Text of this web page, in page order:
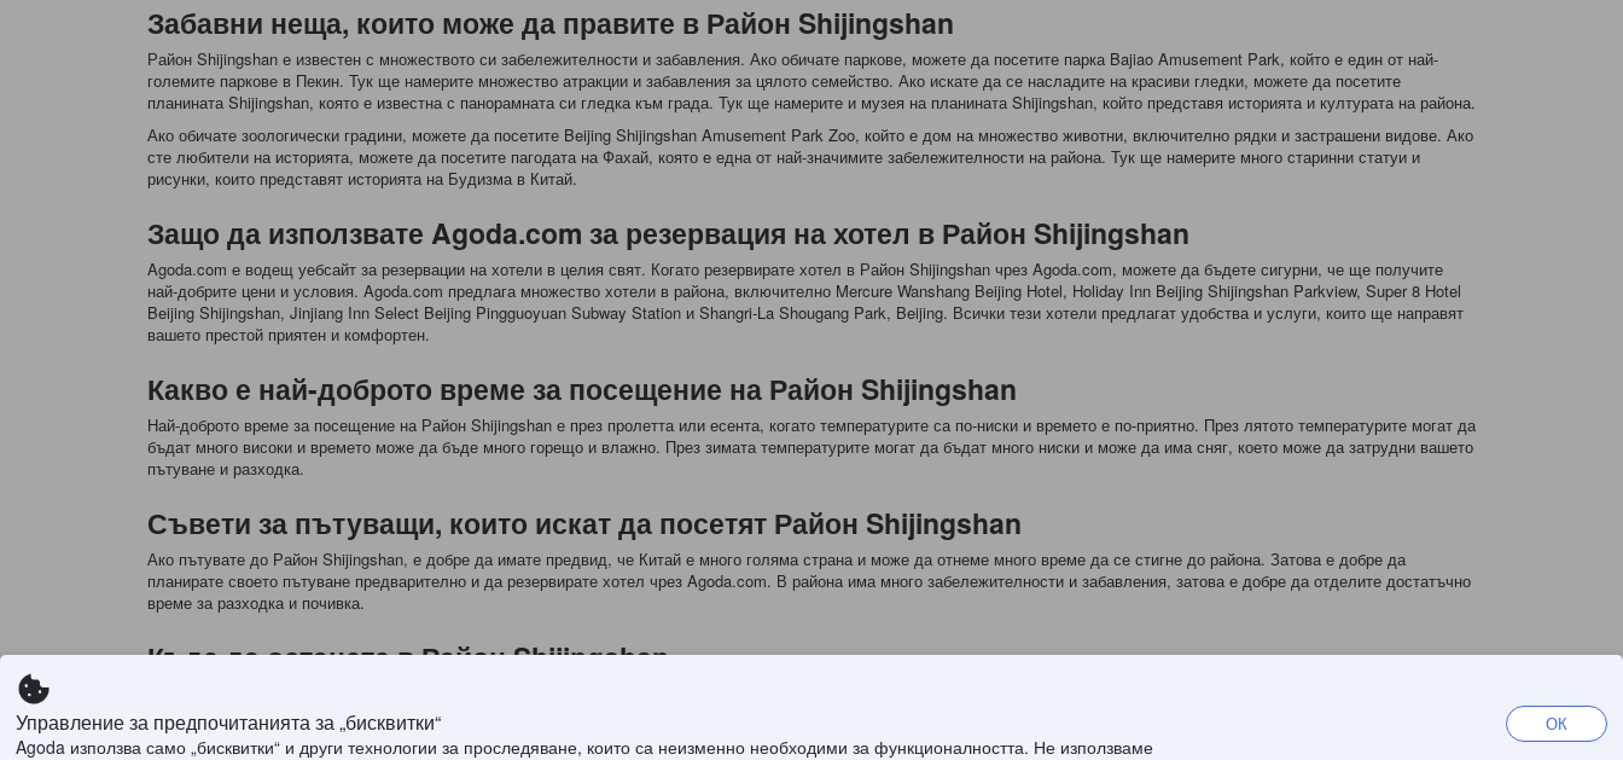
Управление за предпочитанията за „бисквитки“
Agoda използва само „бисквитки“ и други технологии за проследяване, които са неизменно необходими за функционалността. Не използваме
ОК
Забавни неща, които може да правите в Район Shijingshan
Район Shijingshan е известен с множеството си забележителности и забавления. Ако обичате паркове, можете да посетите парка Bajiao Amusement Park, който е един от най-
големите паркове в Пекин. Тук ще намерите множество атракции и забавления за цялото семейство. Ако искате да се насладите на красиви гледки, можете да посетите
планината Shijingshan, която е известна с панорамната си гледка към града. Тук ще намерите и музея на планината Shijingshan, който представя историята и културата на района.
Ако обичате зоологически градини, можете да посетите Beijing Shijingshan Amusement Park Zoo, който е дом на множество животни, включително рядки и застрашени видове. Ако
сте любители на историята, можете да посетите пагодата на Фахай, която е една от най-значимите забележителности на района. Тук ще намерите много старинни статуи и
рисунки, които представят историята на Будизма в Китай.
Защо да използвате Agoda.com за резервация на хотел в Район Shijingshan
Agoda.com е водещ уебсайт за резервации на хотели в целия свят. Когато резервирате хотел в Район Shijingshan чрез Agoda.com, можете да бъдете сигурни, че ще получите
най-добрите цени и условия. Agoda.com предлага множество хотели в района, включително Mercure Wanshang Beijing Hotel, Holiday Inn Beijing Shijingshan Parkview, Super 8 Hotel
Beijing Shijingshan, Jinjiang Inn Select Beijing Pingguoyuan Subway Station и Shangri-La Shougang Park, Beijing. Всички тези хотели предлагат удобства и услуги, които ще направят
вашето престой приятен и комфортен.
Какво е най-доброто време за посещение на Район Shijingshan
Най-доброто време за посещение на Район Shijingshan е през пролетта или есента, когато температурите са по-ниски и времето е по-приятно. През лятото температурите могат да
бъдат много високи и времето може да бъде много горещо и влажно. През зимата температурите могат да бъдат много ниски и може да има сняг, което може да затрудни вашето
пътуване и разходка.
Съвети за пътуващи, които искат да посетят Район Shijingshan
Ако пътувате до Район Shijingshan, е добре да имате предвид, че Китай е много голяма страна и може да отнеме много време да се стигне до района. Затова е добре да
планирате своето пътуване предварително и да резервирате хотел чрез Agoda.com. В района има много забележителности и забавления, затова е добре да отделите достатъчно
време за разходка и почивка.
Къде да останете в Район Shijingshan
предлага луксозни стаи и много удобства. Ако търсите по-икономичен вариант, можете да изберете Super 8 Hotel Beijing Shijingshan, който предлага удобни стаи на достъпни
цени. Независимо от това къде решите да останете, може да резервирате хотел чрез Agoda.com и да се насладите на най-добрите цени и условия.